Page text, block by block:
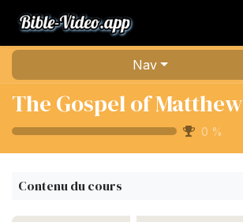
Nav
The Gospel of Matthew
0 %
Contenu du cours